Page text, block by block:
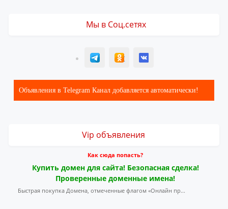
Мы в Соц.сетях
T ОК ВК
Объявления в Telegram Канал добавляется автоматически!
Vip объявления
Как сюда попасть?
Купить домен для сайта! Безопасная сделка!
Проверенные доменные имена!
Быстрая покупка Домена, отмеченные флагом «Онлайн пр...